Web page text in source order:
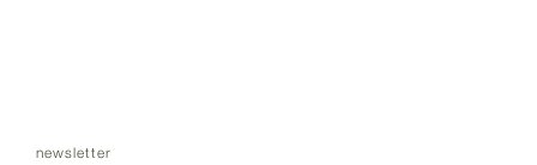
newsletter